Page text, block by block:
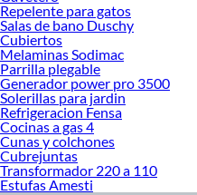
Repelente para gatos
Salas de bano Duschy
Cubiertos
Melaminas Sodimac
Parrilla plegable
Generador power pro 3500
Solerillas para jardin
Refrigeracion Fensa
Cocinas a gas 4
Cunas y colchones
Cubrejuntas
Transformador 220 a 110
Estufas Amesti